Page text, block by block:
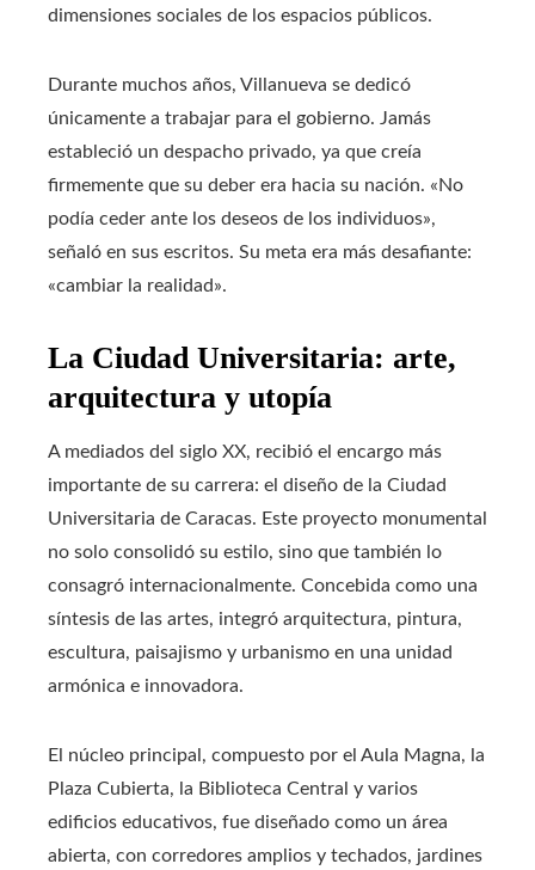
dimensiones sociales de los espacios públicos.
Durante muchos años, Villanueva se dedicó
únicamente a trabajar para el gobierno. Jamás
estableció un despacho privado, ya que creía
firmemente que su deber era hacia su nación. «No
podía ceder ante los deseos de los individuos»,
señaló en sus escritos. Su meta era más desafiante:
«cambiar la realidad».
La Ciudad Universitaria: arte,
arquitectura y utopía
A mediados del siglo XX, recibió el encargo más
importante de su carrera: el diseño de la Ciudad
Universitaria de Caracas. Este proyecto monumental
no solo consolidó su estilo, sino que también lo
consagró internacionalmente. Concebida como una
síntesis de las artes, integró arquitectura, pintura,
escultura, paisajismo y urbanismo en una unidad
armónica e innovadora.
El núcleo principal, compuesto por el Aula Magna, la
Plaza Cubierta, la Biblioteca Central y varios
edificios educativos, fue diseñado como un área
abierta, con corredores amplios y techados, jardines